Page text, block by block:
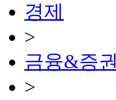
경제
>
금융&증권
>